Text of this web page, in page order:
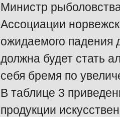
Министр
Ассоциации
ожидаемого
должна будет стать
себя бремя по
В таблице 3
продукции